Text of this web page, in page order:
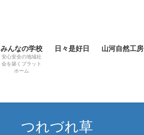
みんなの学校
安心安全の地域社
会を築くプラット
ホーム
日々是好日 山河自然工房
つれづれ草